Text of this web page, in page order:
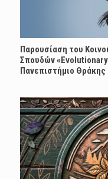
Παρουσίαση του
Σπουδών
Πανεπιστήμιο Θράκης